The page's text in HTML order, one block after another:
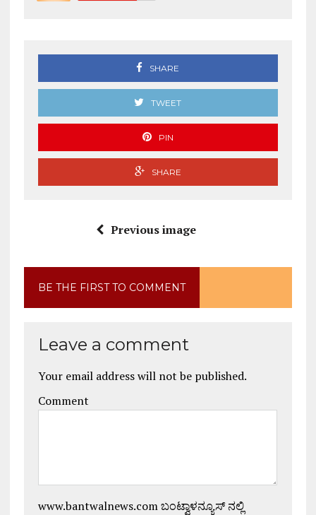
SHARE
TWEET
PIN
SHARE
Previous image
BE THE FIRST TO COMMENT
Leave a comment
Your email address will not be published.
Comment
www.bantwalnews.com ಬಂಟ್ವಾಳನ್ಯೂಸ್ ನಲ್ಲಿ